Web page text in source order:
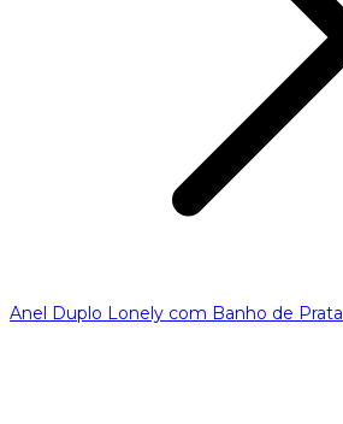
Anel Duplo Lonely com Banho de Prata